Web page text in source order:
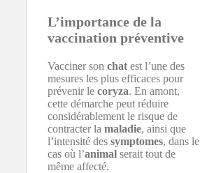
L’importance de la
vaccination préventive
Vacciner son chat est l’une des
mesures les plus efficaces pour
prévenir le coryza. En amont,
cette démarche peut réduire
considérablement le risque de
contracter la maladie, ainsi que
l’intensité des symptomes, dans le
cas où l’animal serait tout de
même affecté.